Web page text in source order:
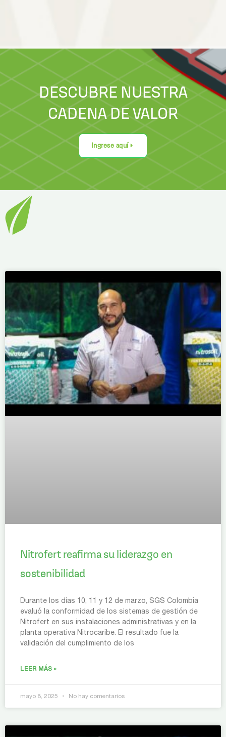
DESCUBRE NUESTRA
CADENA DE VALOR
Ingrese aquí
Nitrofert reafirma su liderazgo en
sostenibilidad
Durante los días 10, 11 y 12 de marzo, SGS Colombia
evaluó la conformidad de los sistemas de gestión de
Nitrofert en sus instalaciones administrativas y en la
planta operativa Nitrocaribe. El resultado fue la
validación del cumplimiento de los
LEER MÁS »
mayo 8, 2025 No hay comentarios